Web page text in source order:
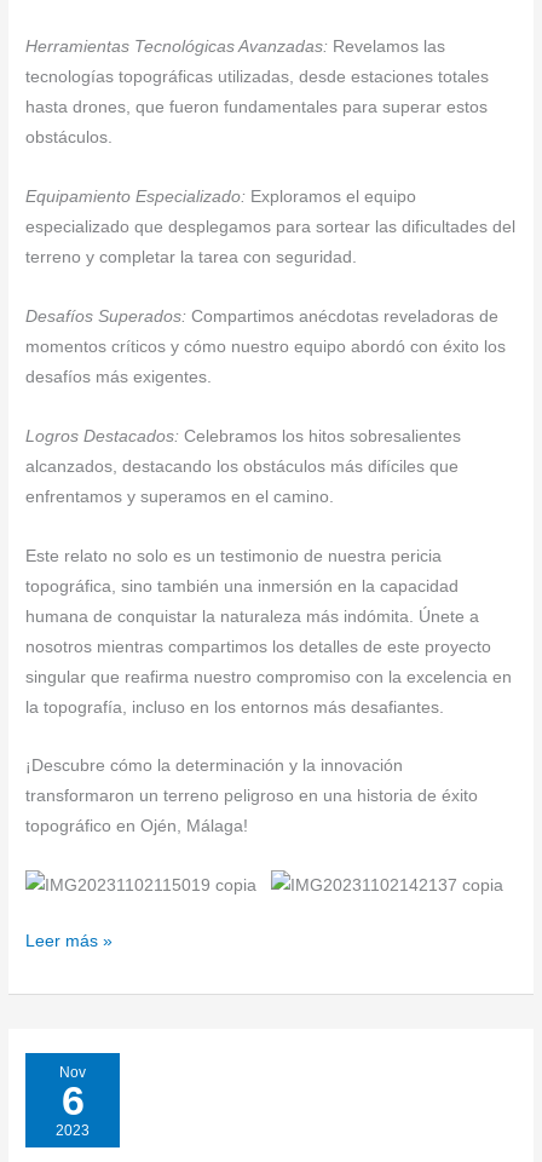
Herramientas Tecnológicas Avanzadas: Revelamos las
tecnologías topográficas utilizadas, desde estaciones totales
hasta drones, que fueron fundamentales para superar estos
obstáculos.
Equipamiento Especializado: Exploramos el equipo
especializado que desplegamos para sortear las dificultades del
terreno y completar la tarea con seguridad.
Desafíos Superados: Compartimos anécdotas reveladoras de
momentos críticos y cómo nuestro equipo abordó con éxito los
desafíos más exigentes.
Logros Destacados: Celebramos los hitos sobresalientes
alcanzados, destacando los obstáculos más difíciles que
enfrentamos y superamos en el camino.
Este relato no solo es un testimonio de nuestra pericia
topográfica, sino también una inmersión en la capacidad
humana de conquistar la naturaleza más indómita. Únete a
nosotros mientras compartimos los detalles de este proyecto
singular que reafirma nuestro compromiso con la excelencia en
la topografía, incluso en los entornos más desafiantes.
¡Descubre cómo la determinación y la innovación
transformaron un terreno peligroso en una historia de éxito
topográfico en Ojén, Málaga!
Leer más »
Nov
6
2023